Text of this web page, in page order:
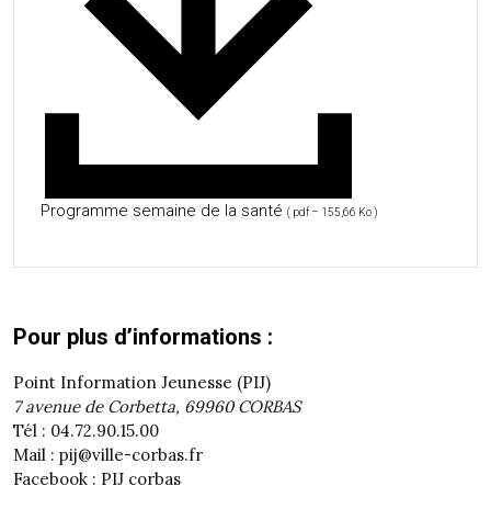
Programme semaine de la santé ( pdf – 155,66 Ko )
Pour plus d’informations :
Point Information Jeunesse (PIJ)
7 avenue de Corbetta, 69960 CORBAS
Tél : 04.72.90.15.00
Mail : pij@ville-corbas.fr
Facebook : PIJ corbas